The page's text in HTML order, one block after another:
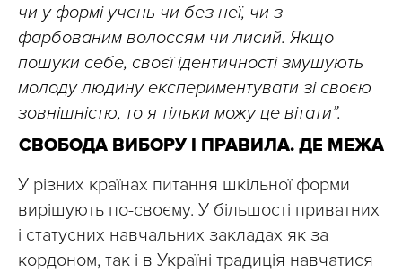
чи у формі учень чи без неї, чи з
фарбованим волоссям чи лисий. Якщо
пошуки себе, своєї ідентичності змушують
молоду людину експериментувати зі своєю
зовнішністю, то я тільки можу це вітати”.
СВОБОДА ВИБОРУ І ПРАВИЛА. ДЕ МЕЖА
У різних країнах питання шкільної форми
вирішують по-своєму. У більшості приватних
і статусних навчальних закладах як за
кордоном, так і в Україні традиція навчатися